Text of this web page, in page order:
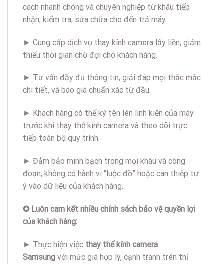
cách nhanh chóng và chuyên nghiệp từ khâu tiếp
nhận, kiểm tra, sửa chữa cho đến trả máy.
► Cung cấp dịch vụ thay kính camera lấy liền, giảm
thiểu thời gian chờ đợi cho khách hàng.
► Tư vấn đầy đủ thông tin, giải đáp mọi thắc mắc
chi tiết, và báo giá chuẩn xác từ đầu.
► Khách hàng có thể ký tên lên linh kiện của máy
trước khi thay thế kính camera và theo dõi trực
tiếp toàn bộ quy trình.
► Đảm bảo minh bạch trong mọi khâu và công
đoạn, không có hành vi “luộc đồ” hoặc can thiệp tự
ý vào dữ liệu của khách hàng.
✪ Luôn cam kết nhiều chính sách bảo vệ quyền lợi
của khách hàng:
► Thực hiện việc thay thế kính camera
Samsung với mức giá hợp lý, cạnh tranh trên thị